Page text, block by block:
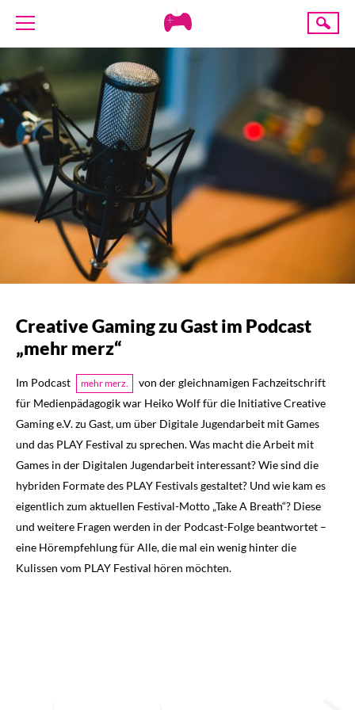
Creative
ÜBER UNS
AKTUELLES
TERMINE
ANGEBOTE
PROJEKTE
PRESSE
SPENDE
Suche
Creative Gaming zu Gast im Podcast
„mehr merz“
Im Podcast mehr merz.
von der gleichnamigen Fachzeitschrift
für Medienpädagogik war Heiko Wolf für die Initiative Creative
Gaming e.V. zu Gast, um über Digitale Jugendarbeit mit Games
und das PLAY Festival zu sprechen. Was macht die Arbeit mit
Games in der Digitalen Jugendarbeit interessant? Wie sind die
hybriden Formate des PLAY Festivals gestaltet? Und wie kam es
eigentlich zum aktuellen Festival-Motto „Take A Breath“? Diese
und weitere Fragen werden in der Podcast-Folge beantwortet –
eine Hörempfehlung für Alle, die mal ein wenig hinter die
Kulissen vom PLAY Festival hören möchten.